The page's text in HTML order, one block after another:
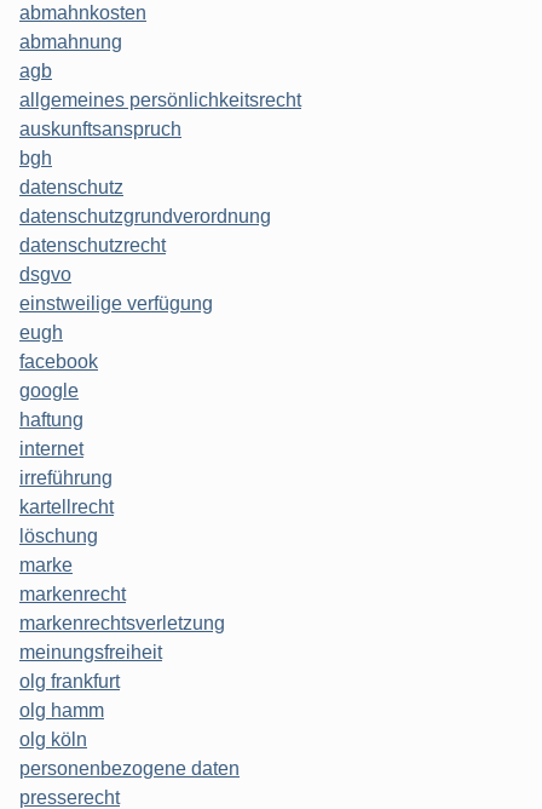
abmahnkosten
abmahnung
agb
allgemeines persönlichkeitsrecht
auskunftsanspruch
bgh
datenschutz
datenschutzgrundverordnung
datenschutzrecht
dsgvo
einstweilige verfügung
eugh
facebook
google
haftung
internet
irreführung
kartellrecht
löschung
marke
markenrecht
markenrechtsverletzung
meinungsfreiheit
olg frankfurt
olg hamm
olg köln
personenbezogene daten
presserecht